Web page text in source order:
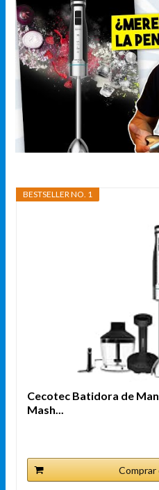
BESTSELLER NO. 1
Cecotec Batidora de
Mash...
Comprar